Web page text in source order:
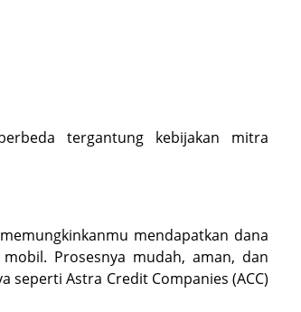
tergantung kebijakan mitra
mendapatkan dana
Prosesnya mudah, aman, dan
seperti Astra Credit Companies (ACC)